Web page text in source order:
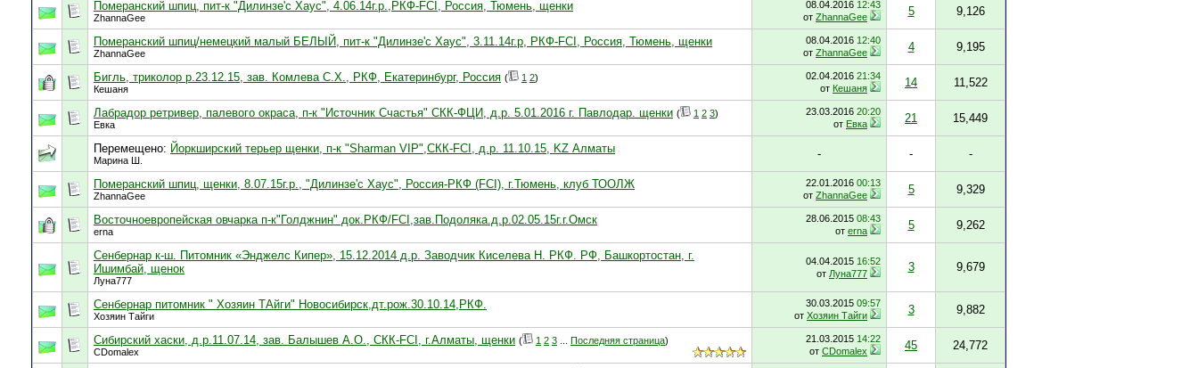
Померанский шпиц, пит-к "Дилинзе'с Хаус", 4.06.14г.р.,РКФ-FCI, Россия, Тюмень, щенки
ZhannaGee
08.04.2016 12:43
от ZhannaGee 5 9,126
Померанский шпиц/немецкий малый БЕЛЫЙ, пит-к "Дилинзе'с Хаус", 3.11.14г.р, РКФ-FCI, Россия, Тюмень, щенки
ZhannaGee
08.04.2016 12:40
от ZhannaGee 4 9,195
Бигль, триколор р.23.12.15, зав. Комлева С.Х., РКФ, Екатеринбург, Россия ( 1 2)
Кешаня
02.04.2016 21:34
от Кешаня 14 11,522
Лабрадор ретривер, палевого окраса, п-к "Источник Счастья" СКК-ФЦИ, д.р. 5.01.2016 г. Павлодар. щенки ( 1 2 3)
Евка
23.03.2016 20:20
от Евка 21 15,449
Перемещено: Йоркширский терьер щенки, п-к "Sharman VIP",СКК-FCI, д.р. 11.10.15, KZ Алматы
Марина Ш. - - -
Померанский шпиц, щенки, 8.07.15г.р., "Дилинзе'с Хаус", Россия-РКФ (FCI), г.Тюмень, клуб ТООЛЖ
ZhannaGee
22.01.2016 00:13
от ZhannaGee 5 9,329
Восточноевропейская овчарка п-к"Голджнин" док.РКФ/FCI,зав.Подоляка.д.р.02.05.15г.г.Омск
erna
28.06.2015 08:43
от erna 5 9,262
Сенбернар к-ш. Питомник «Энджелс Кипер», 15.12.2014 д.р. Заводчик Киселева Н. РКФ. РФ, Башкортостан, г.
Ишимбай, щенок
Луна777
04.04.2015 16:52
от Луна777 3 9,679
Сенбернар питомник " Хозяин ТАйги" Новосибирск,дт.рож.30.10.14,РКФ.
Хозяин Тайги
30.03.2015 09:57
от Хозяин Тайги 3 9,882
Сибирский хаски, д.р.11.07.14, зав. Балышев А.О., СКК-FCI, г.Алматы, щенки ( 1 2 3 Последняя страница)
CDomalex
21.03.2015 14:22
от CDomalex 45 24,772